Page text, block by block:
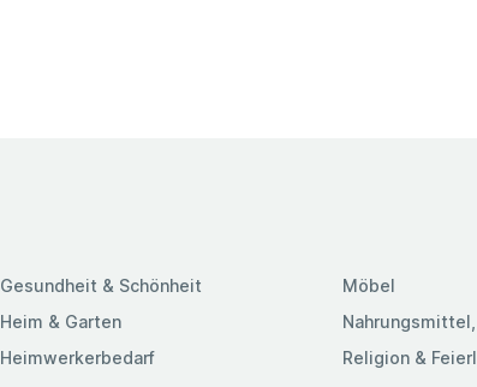
Gesundheit & Schönheit
Heim & Garten
Heimwerkerbedarf
Möbel
Religion &